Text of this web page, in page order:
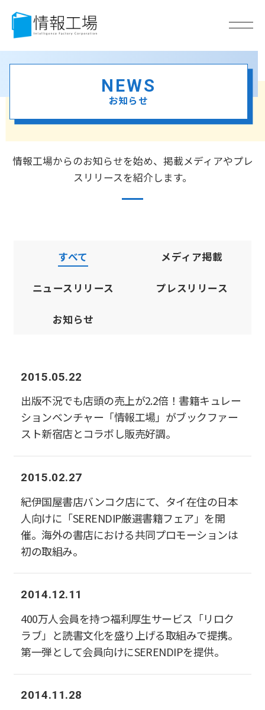
NEWS
お知らせ
情報工場からのお知らせを始め、掲載メディアやプレ
スリリースを紹介します。
すべて メディア掲載
ニュースリリース プレスリリース
お知らせ
2015.05.22
出版不況でも店頭の売上が2.2倍！書籍キュレー
ションベンチャー「情報工場」がブックファー
スト新宿店とコラボし販売好調。
2015.02.27
紀伊国屋書店バンコク店にて、タイ在住の日本
人向けに「SERENDIP厳選書籍フェア」を開
催。海外の書店における共同プロモーションは
初の取組み。
2014.12.11
400万人会員を持つ福利厚生サービス「リロク
ラブ」と読書文化を盛り上げる取組みで提携。
第一弾として会員向けにSERENDIPを提供。
2014.11.28